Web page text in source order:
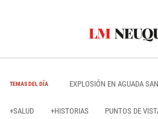
TEMAS DEL DÍA EXPLOSIÓN EN AGUADA
+SALUD +HISTORIAS PUNTOS DE